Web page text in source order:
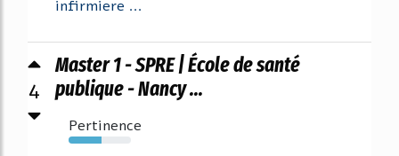
infirmiere ...
4
Master 1 - SPRE | École de santé
publique - Nancy ...
Pertinence
53%